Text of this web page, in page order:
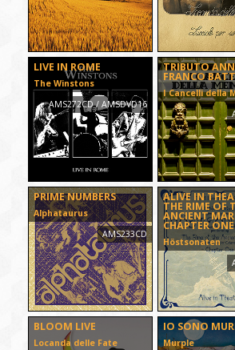
LIVE IN ROME
The Winstons
AMS272CD / AMSDVD16
TRIBUTO
FRANCO
I Cancelli della
PRIME NUMBERS
Alphataurus
AMS233CD
ALIVE IN
THE RIME OF
ANCIENT
CHAPTER ONE
Höstsonaten
BLOOM LIVE
Locanda delle Fate
IO SONO
Murple